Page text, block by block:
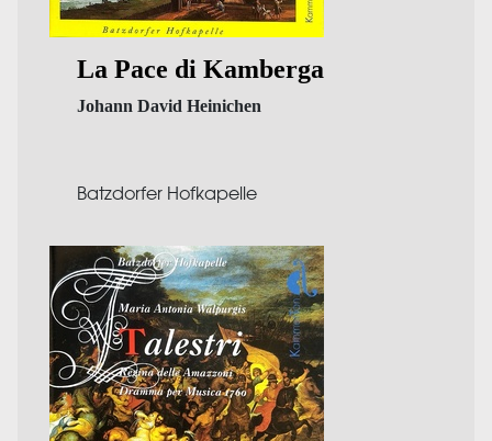
La Pace di Kamberga
Johann David Heinichen
Batzdorfer Hofkapelle